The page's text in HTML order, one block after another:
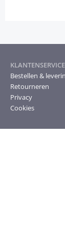
KLANTENSERVICE
Bestellen &
Retourneren
Privacy
Cookies